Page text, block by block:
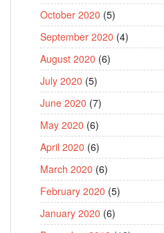
October 2020 (5)
September 2020 (4)
August 2020 (6)
July 2020 (5)
June 2020 (7)
May 2020 (6)
April 2020 (6)
March 2020 (6)
February 2020 (5)
January 2020 (6)